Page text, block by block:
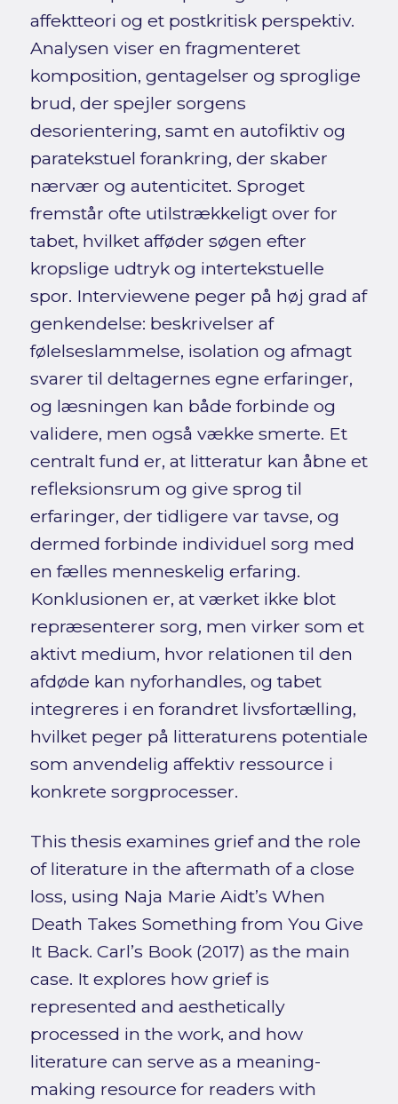
affektteori og et postkritisk perspektiv.
Analysen viser en fragmenteret
komposition, gentagelser og sproglige
brud, der spejler sorgens
desorientering, samt en autofiktiv og
paratekstuel forankring, der skaber
nærvær og autenticitet. Sproget
fremstår ofte utilstrækkeligt over for
tabet, hvilket afføder søgen efter
kropslige udtryk og intertekstuelle
spor. Interviewene peger på høj grad af
genkendelse: beskrivelser af
følelseslammelse, isolation og afmagt
svarer til deltagernes egne erfaringer,
og læsningen kan både forbinde og
validere, men også vække smerte. Et
centralt fund er, at litteratur kan åbne et
refleksionsrum og give sprog til
erfaringer, der tidligere var tavse, og
dermed forbinde individuel sorg med
en fælles menneskelig erfaring.
Konklusionen er, at værket ikke blot
repræsenterer sorg, men virker som et
aktivt medium, hvor relationen til den
afdøde kan nyforhandles, og tabet
integreres i en forandret livsfortælling,
hvilket peger på litteraturens potentiale
som anvendelig affektiv ressource i
konkrete sorgprocesser.
This thesis examines grief and the role
of literature in the aftermath of a close
loss, using Naja Marie Aidt’s When
Death Takes Something from You Give
It Back. Carl’s Book (2017) as the main
case. It explores how grief is
represented and aesthetically
processed in the work, and how
literature can serve as a meaning-
making resource for readers with